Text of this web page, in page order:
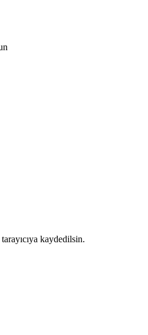
kaydedilsin.